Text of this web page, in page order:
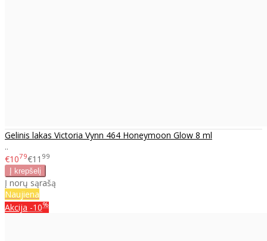
Gelinis lakas Victoria Vynn 464 Honeymoon Glow 8 ml
..
€1079€11 99
Į norų sąrašą
Naujiena
Akcija -10%